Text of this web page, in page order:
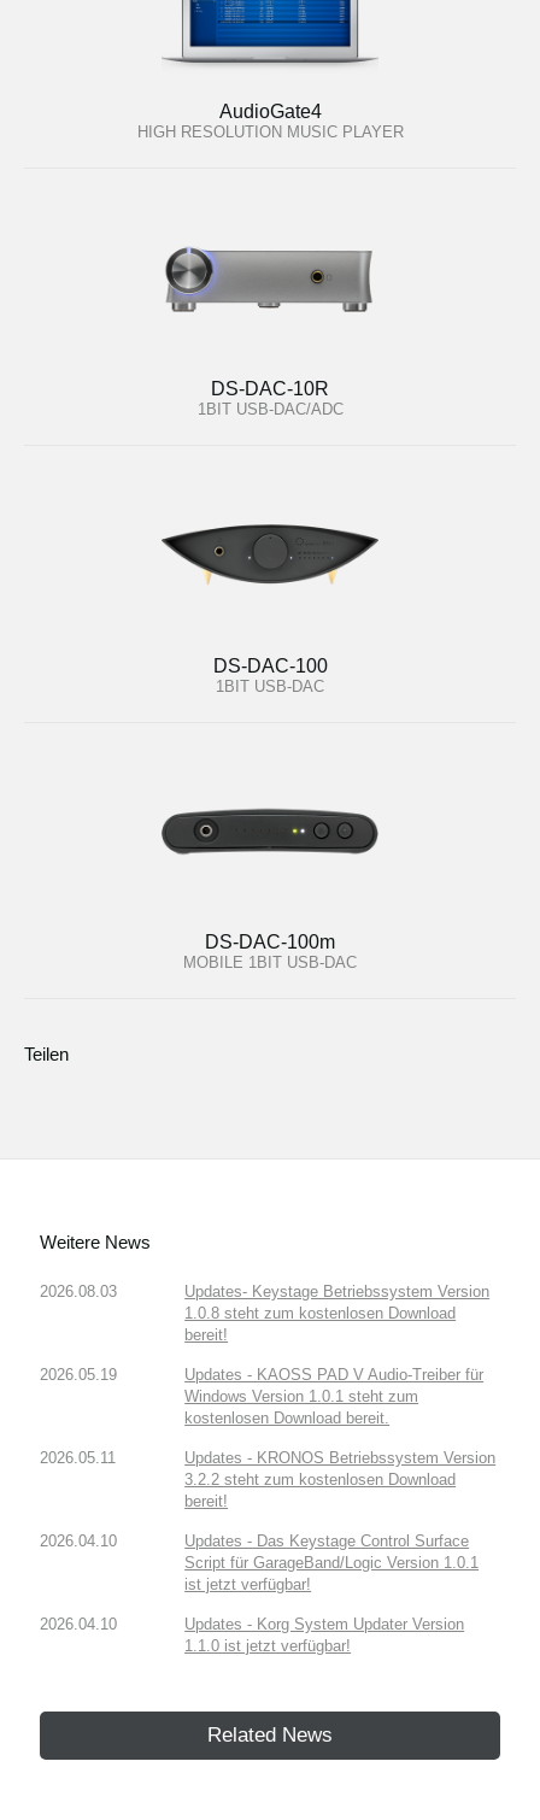
AudioGate4
HIGH RESOLUTION MUSIC PLAYER
DS-DAC-10R
1BIT USB-DAC/ADC
DS-DAC-100
1BIT USB-DAC
DS-DAC-100m
MOBILE 1BIT USB-DAC
Teilen
Weitere News
2026.08.03
Updates- Keystage Betriebssystem Version
1.0.8 steht zum kostenlosen Download
bereit!
2026.05.19
Updates - KAOSS PAD V Audio-Treiber für
Windows Version 1.0.1 steht zum
kostenlosen Download bereit.
2026.05.11
Updates - KRONOS Betriebssystem Version
3.2.2 steht zum kostenlosen Download
bereit!
2026.04.10
Updates - Das Keystage Control Surface
Script für GarageBand/Logic Version 1.0.1
ist jetzt verfügbar!
2026.04.10
Updates - Korg System Updater Version
1.1.0 ist jetzt verfügbar!
Related News